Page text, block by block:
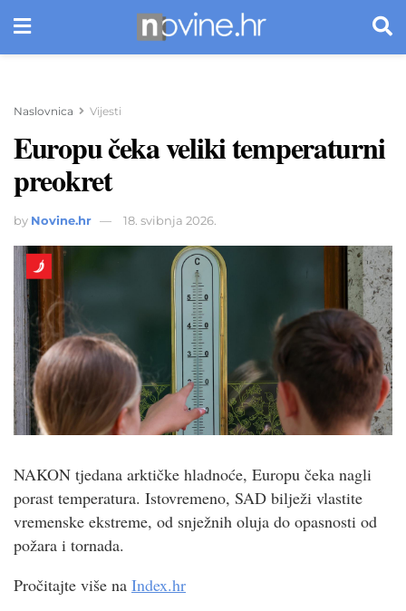
Naslovnica Vijesti
Europu čeka veliki temperaturni
preokret
by Novine.hr 18. svibnja 2026.
NAKON tjedana arktičke hladnoće, Europu čeka nagli
porast temperatura. Istovremeno, SAD bilježi vlastite
vremenske ekstreme, od snježnih oluja do opasnosti od
požara i tornada.
Pročitajte više na Index.hr